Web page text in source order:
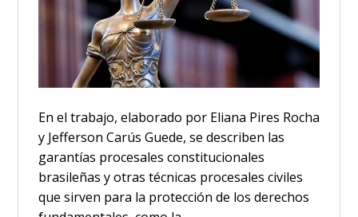
En el trabajo, elaborado por Eliana Pires Rocha
y Jefferson Carús Guede, se describen las
garantías procesales constitucionales
brasileñas y otras técnicas procesales civiles
que sirven para la protección de los derechos